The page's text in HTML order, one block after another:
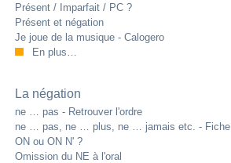
Présent / Imparfait / PC ?
Présent et négation
Je joue de la musique - Calogero
En plus…
La négation
ne … pas - Retrouver l'ordre
ne … pas, ne … plus, ne … jamais etc. - Fiche
ON ou ON N' ?
Omission du NE à l'oral